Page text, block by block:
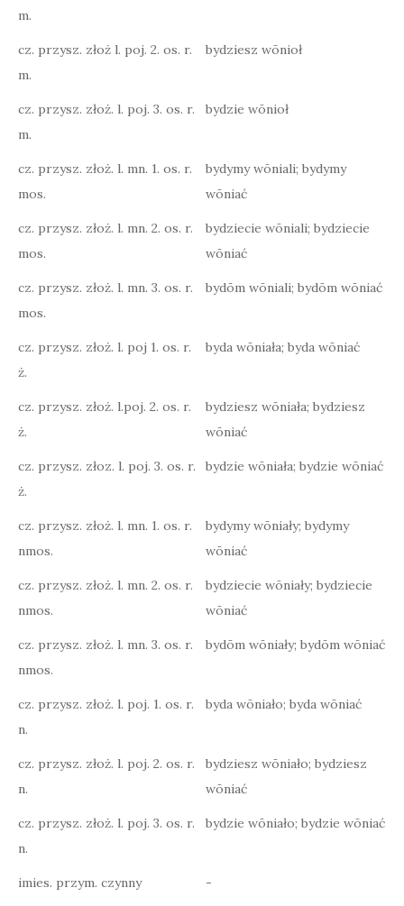
m.
cz. przysz. złoż l. poj. 2. os. r.
m.
bydziesz wōnioł
cz. przysz. złoż. l. poj. 3. os. r.
m.
bydzie wōnioł
cz. przysz. złoż. l. mn. 1. os. r.
mos.
bydymy wōniali; bydymy
wōniać
cz. przysz. złoż. l. mn. 2. os. r.
mos.
bydziecie wōniali; bydziecie
wōniać
cz. przysz. złoż. l. mn. 3. os. r.
mos.
bydōm wōniali; bydōm wōniać
cz. przysz. złoż. l. poj 1. os. r.
ż.
byda wōniała; byda wōniać
cz. przysz. złoż. l.poj. 2. os. r.
ż.
bydziesz wōniała; bydziesz
wōniać
cz. przysz. złoz. l. poj. 3. os. r.
ż.
bydzie wōniała; bydzie wōniać
cz. przysz. złoż. l. mn. 1. os. r.
nmos.
bydymy wōniały; bydymy
wōniać
cz. przysz. złoż. l. mn. 2. os. r.
nmos.
bydziecie wōniały; bydziecie
wōniać
cz. przysz. złoż. l. mn. 3. os. r.
nmos.
bydōm wōniały; bydōm wōniać
cz. przysz. złoż. l. poj. 1. os. r.
n.
byda wōniało; byda wōniać
cz. przysz. złoż. l. poj. 2. os. r.
n.
bydziesz wōniało; bydziesz
wōniać
cz. przysz. złoż. l. poj. 3. os. r.
n.
bydzie wōniało; bydzie wōniać
imies. przym. czynny -